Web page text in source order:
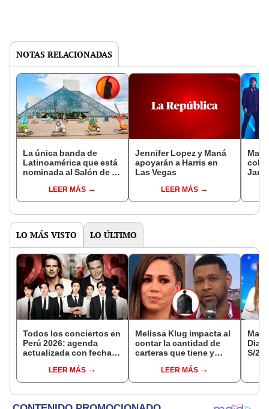
NOTAS RELACIONADAS
La única banda de
Latinoamérica que está
nominada al Salón de la
2025: no es Soda Stereo
LEER MÁS
Jennifer Lopez y Maná
apoyarán a Harris en
Las Vegas
LEER MÁS
Jam
con
LO MÁS VISTO LO ÚLTIMO
Todos los conciertos en
Perú 2026: agenda
actualizada con fechas,
LEER MÁS
Melissa Klug impacta al
contar la cantidad de
carteras que tiene y
con su bolsa negra"
LEER MÁS
Diaz
S/